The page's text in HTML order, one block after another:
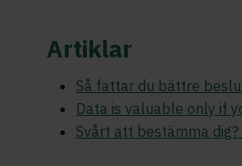
Artiklar
Så fattar du bättre
Data is valuable only if
Svårt att bestämma